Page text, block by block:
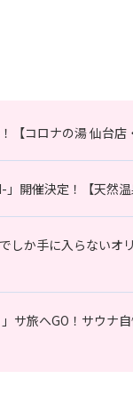
【コロナの湯 仙台店
開催決定！【天然温
しか手に入らないオ
サ旅へGO！サウナ